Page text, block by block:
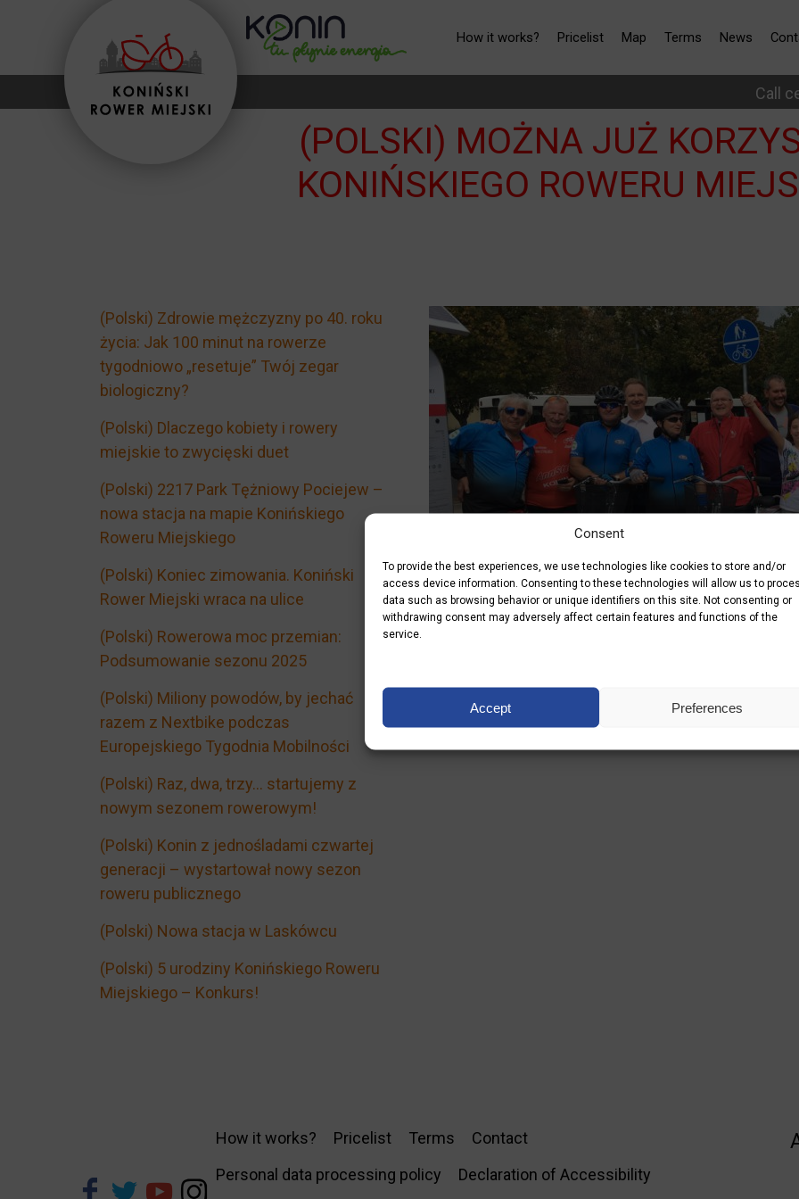
Consent
To provide the best experiences, we use technologies like cookies to store and/or
access device information. Consenting to these technologies will allow us to
data such as browsing behavior or unique identifiers on this site. Not consenting or
withdrawing consent may adversely affect certain features and functions of the
service.
Accept Preferences
How it works? Pricelist Map Terms News
Call
(POLSKI) MOŻNA JUŻ
KONIŃSKIEGO ROWERU
(Polski) Zdrowie mężczyzny po 40. roku
życia: Jak 100 minut na rowerze
tygodniowo „resetuje” Twój zegar
biologiczny?
(Polski) Dlaczego kobiety i rowery
miejskie to zwycięski duet
(Polski) 2217 Park Tężniowy Pociejew –
nowa stacja na mapie Konińskiego
Roweru Miejskiego
(Polski) Koniec zimowania. Koniński
Rower Miejski wraca na ulice
(Polski) Rowerowa moc przemian:
Podsumowanie sezonu 2025
(Polski) Miliony powodów, by jechać
razem z Nextbike podczas
Europejskiego Tygodnia Mobilności
(Polski) Raz, dwa, trzy… startujemy z
nowym sezonem rowerowym!
(Polski) Konin z jednośladami czwartej
generacji – wystartował nowy sezon
roweru publicznego
(Polski) Nowa stacja w Laskówcu
(Polski) 5 urodziny Konińskiego Roweru
Miejskiego – Konkurs!
31.08.2018
How it works? Pricelist Terms
Contact
Personal data processing policy
Declaration of Accessibility